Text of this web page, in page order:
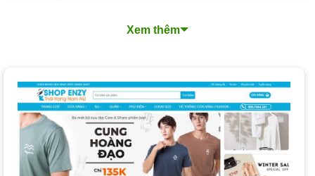
Những Tính Năng Cần Có Của Một Website Thời
Chi Phí và Thời Gian Thiết Kế Website Thời Trang
Các Yếu Tố Ảnh Hưởng Đến Chi Phí
Thời Gian Hoàn Thành Trung Bình
Làm Thế Nào Để Chọn Dịch Vụ Thiết Kế Website
Thời Trang Phù Hợp?
Xem thêm